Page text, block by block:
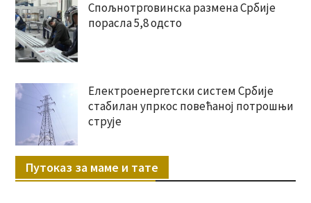
Спољнотрговинска размена Србије
порасла 5,8 одсто
Електроенергетски систем Србије
стабилан упркос повећаној потрошњи
струје
Путоказ за маме и тате